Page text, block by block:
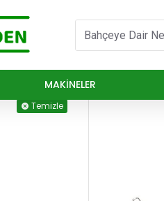
MAKINELER
Temizle